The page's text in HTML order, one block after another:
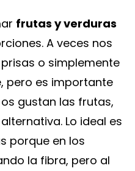
frutas y verduras
A veces nos
o simplemente
pero es importante
gustan las frutas,
Lo ideal es
porque en los
la fibra, pero al